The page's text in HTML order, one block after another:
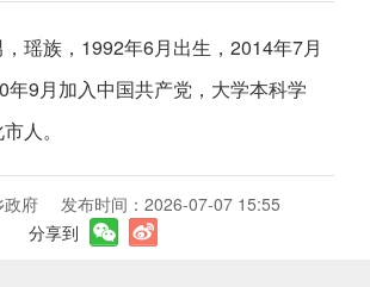
瑶族，1992年6月出生，2014年7月
年9月加入中国共产党，大学本科学
人。
政府 发布时间：2026-07-07 15:55
分享到